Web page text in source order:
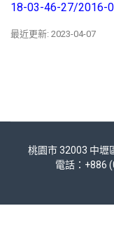
18-03-46-27/2016-
最近更新: 2023-04-07
桃園市 32003 中壢
電話：+886